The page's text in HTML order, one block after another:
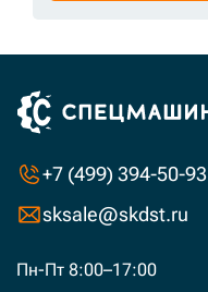
+7 (499) 394-50-93
sksale@skdst.ru
Пн-Пт 8:00–17:00